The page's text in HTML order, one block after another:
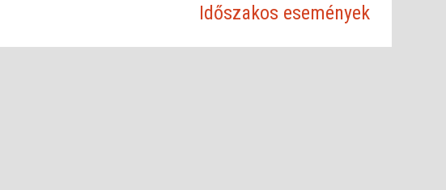
Időszakos események